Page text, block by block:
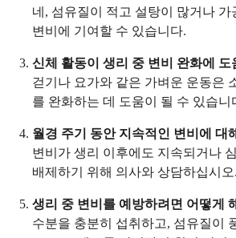
네, 섬유질이 적고 설탕이 많거나 가
변비에 기여할 수 있습니다.
신체 활동이 생리 중 변비 완화에 도
걷기나 요가와 같은 가벼운 운동은
를 완화하는 데 도움이 될 수 있습니
월경 주기 동안 지속적인 변비에 대
변비가 생리 이후에도 지속되거나
배제하기 위해 의사와 상담하십시오.
생리 중 변비를 예방하려면 어떻게
수분을 충분히 섭취하고, 섬유질이